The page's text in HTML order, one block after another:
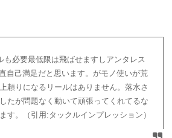
も必要最低限は飛ばせますしアンタレス
自己満足だと思います。がモノ使いが荒
頼りになるリールはありません。落水さ
たが問題なく動いて頑張ってくれてるな
す。（引用:タックルインプレッション）